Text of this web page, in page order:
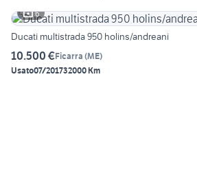
6
Ducati multistrada 950 holins/andreani
10.500 €Ficarra (ME)
Usato07/201732000 Km